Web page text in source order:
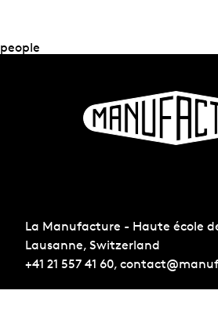
people
La Manufacture - Haute école
Lausanne, Switzerland
+41 21 557 41 60,